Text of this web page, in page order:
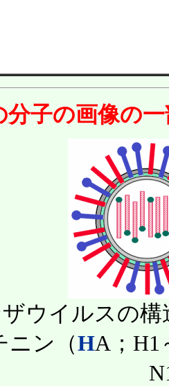
子の画像の
ウイルスの
ニン（HA；H1